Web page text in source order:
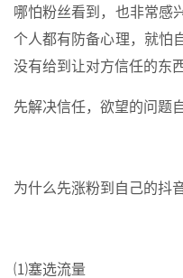
哪怕粉丝看到，也非常感
个人都有防备心理，就怕
没有给到让对方信任的东西
先解决信任，欲望的问题
为什么先涨粉到自己的抖
⑴塞选流量